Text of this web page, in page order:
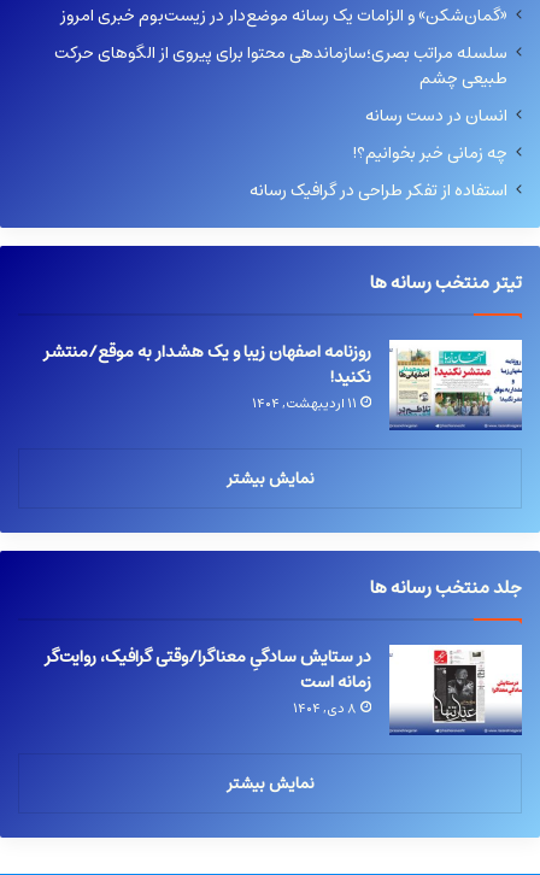
«گمان‌شکن» و الزامات یک رسانه موضع‌دار در زیست‌بوم خبری امروز
سلسله مراتب بصری؛سازماندهی محتوا برای پیروی از الگوهای حرکت
طبیعی چشم
انسان در دست رسانه
چه زمانی خبر بخوانیم؟!
استفاده از تفکر طراحی در گرافیک رسانه
تیتر منتخب رسانه ها
روزنامه اصفهان زیبا و یک هشدار به موقع/منتشر
نکنید!
۱۱ اردیبهشت, ۱۴۰۴
نمایش بیشتر
جلد منتخب رسانه ها
در ستایش سادگیِ معناگرا/وقتی گرافیک، روایت‌گر
زمانه است
۸ دی, ۱۴۰۴
نمایش بیشتر